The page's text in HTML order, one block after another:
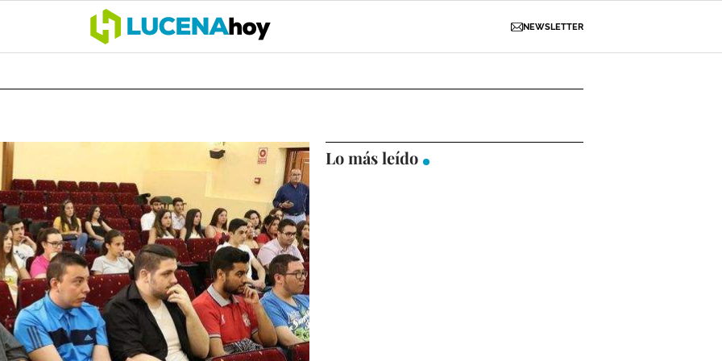
NEWSLETTER
Lo más leído